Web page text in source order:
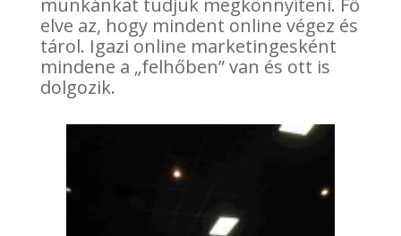
munkánkat tudjuk megkönnyíteni. Fő
elve az, hogy mindent online végez és
tárol. Igazi online marketingesként
mindene a „felhőben” van és ott is
dolgozik.